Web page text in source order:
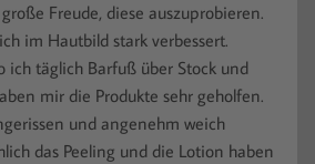
Freude, diese auszuprobieren.
im Hautbild stark verbessert.
ich täglich Barfuß über Stock und
mir die Produkte sehr geholfen.
und angenehm weich
das Peeling und die Lotion haben